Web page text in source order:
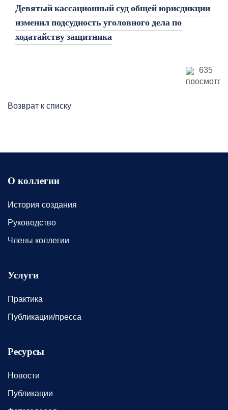
Девятый кассационный суд общей юрисдикции
изменил подсудность уголовного дела по
ходатайству защитника
635
Возврат к списку
О коллегии
История создания
Руководство
Члены коллегии
Услуги
Практика
Публикации/пресса
Ресурсы
Новости
Публикации